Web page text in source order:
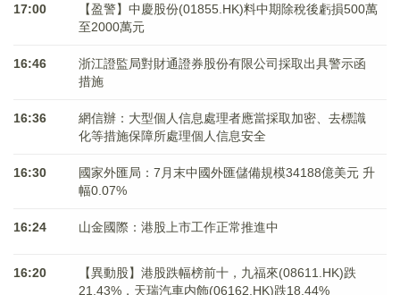
17:00
【盈警】中慶股份(01855.HK)料中期除稅後虧損500萬
至2000萬元
16:46
浙江證監局對財通證券股份有限公司採取出具警示函
措施
16:36
網信辦：大型個人信息處理者應當採取加密、去標識
化等措施保障所處理個人信息安全
16:30
國家外匯局：7月末中國外匯儲備規模34188億美元 升
幅0.07%
16:24 山金國際：港股上市工作正常推進中
16:20
【異動股】港股跌幅榜前十，九福來(08611.HK)跌
21.43%，天瑞汽車内飾(06162.HK)跌18.44%